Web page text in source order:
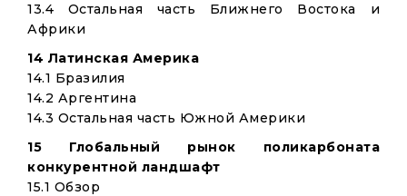
13.4 Остальная часть Ближнего Востока и
Африки
14 Латинская Америка
14.1 Бразилия
14.2 Аргентина
14.3 Остальная часть Южной Америки
15 Глобальный рынок поликарбоната
конкурентной ландшафт
15.1 Обзор